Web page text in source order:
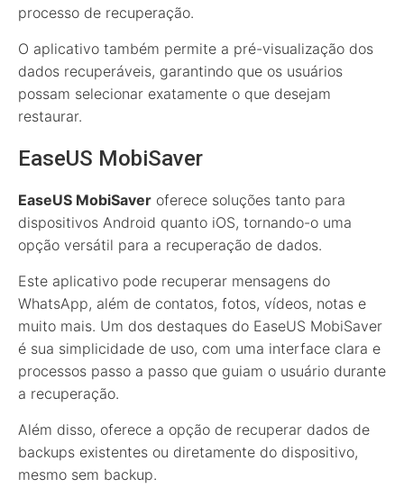
processo de recuperação.
O aplicativo também permite a pré-visualização dos
dados recuperáveis, garantindo que os usuários
possam selecionar exatamente o que desejam
restaurar.
EaseUS MobiSaver
EaseUS MobiSaver oferece soluções tanto para
dispositivos Android quanto iOS, tornando-o uma
opção versátil para a recuperação de dados.
Este aplicativo pode recuperar mensagens do
WhatsApp, além de contatos, fotos, vídeos, notas e
muito mais. Um dos destaques do EaseUS MobiSaver
é sua simplicidade de uso, com uma interface clara e
processos passo a passo que guiam o usuário durante
a recuperação.
Além disso, oferece a opção de recuperar dados de
backups existentes ou diretamente do dispositivo,
mesmo sem backup.